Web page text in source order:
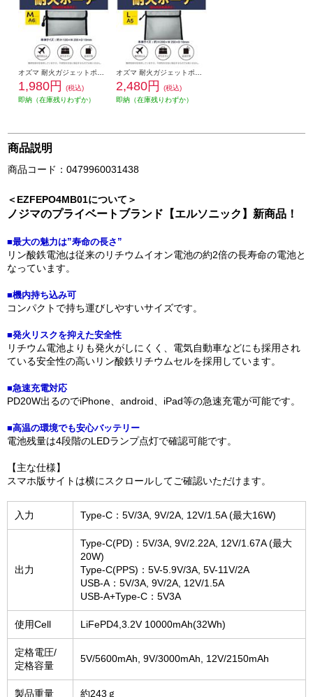
1,980円
(税込)
即納（在庫残りわずか）
2,480円
(税込)
即納（在庫残りわずか）
商品説明
商品コード：0479960031438
＜EZFEPO4MB01について＞
ノジマのプライベートブランド【エルソニック】新商品！
■最大の魅力は”寿命の長さ”
リン酸鉄電池は従来のリチウムイオン電池の約2倍の長寿命の電池と
なっています。
■機内持ち込み可
コンパクトで持ち運びしやすいサイズです。
■発火リスクを抑えた安全性
リチウム電池よりも発火がしにくく、電気自動車などにも採用され
ている安全性の高いリン酸鉄リチウムセルを採用しています。
■急速充電対応
PD20W出るのでiPhone、android、iPad等の急速充電が可能です。
■高温の環境でも安心バッテリー
電池残量は4段階のLEDランプ点灯で確認可能です。
【主な仕様】
スマホ版サイトは横にスクロールしてご確認いただけます。
入力 Type-C：5V/3A, 9V/2A, 12V/1.5A (最大16W)
出力
Type-C(PD)：5V/3A, 9V/2.22A, 12V/1.67A (最大
20W)
Type-C(PPS)：5V-5.9V/3A, 5V-11V/2A
USB-A：5V/3A, 9V/2A, 12V/1.5A
USB-A+Type-C：5V3A
使用Cell LiFePD4,3.2V 10000mAh(32Wh)
定格電圧/
定格容量
5V/5600mAh, 9V/3000mAh, 12V/2150mAh
製品重量 約243ｇ